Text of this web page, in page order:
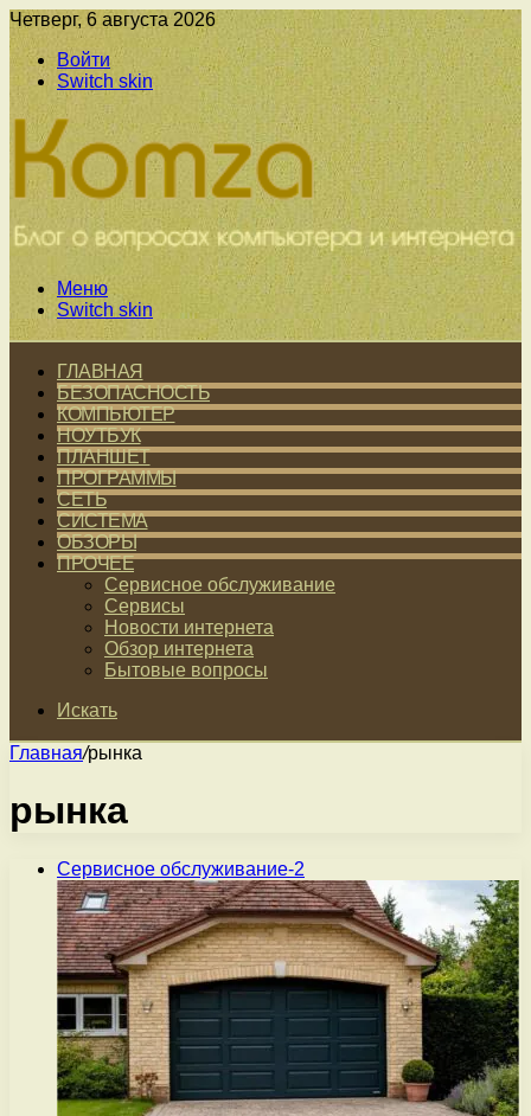
Четверг, 6 августа 2026
Войти
Switch skin
Меню
Switch skin
ГЛАВНАЯ
БЕЗОПАСНОСТЬ
КОМПЬЮТЕР
НОУТБУК
ПЛАНШЕТ
ПРОГРАММЫ
СЕТЬ
СИСТЕМА
ОБЗОРЫ
ПРОЧЕЕ
Сервисное обслуживание
Сервисы
Новости интернета
Обзор интернета
Бытовые вопросы
Искать
Главная/рынка
рынка
Сервисное обслуживание-2